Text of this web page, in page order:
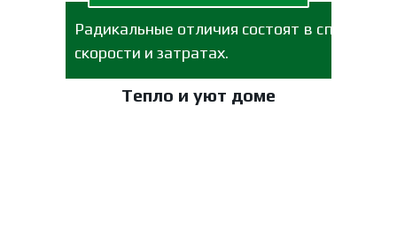
Радикальные отличия состоят в способах,
скорости и затратах.
Тепло и уют доме